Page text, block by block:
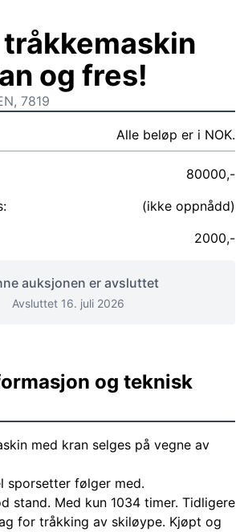
og fres!
7819
Alle beløp er i NOK.
80000,-
(ikke oppnådd)
2000,-
auksjonen er avsluttet
Avsluttet 16. juli 2026
og teknisk
med kran selges på vegne av
sporsetter følger med.
stand. Med kun 1034 timer. Tidligere
for tråkking av skiløype. Kjøpt og